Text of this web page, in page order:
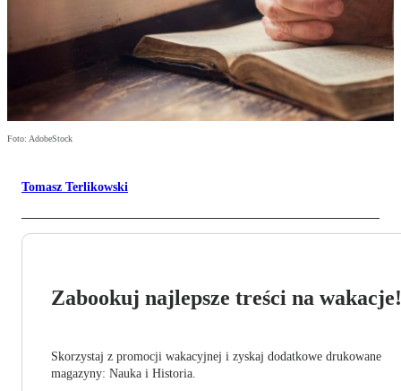
Foto: AdobeStock
Tomasz Terlikowski
Zabookuj najlepsze treści na wakacje!
Skorzystaj z promocji wakacyjnej i zyskaj dodatkowe drukowane
magazyny: Nauka i Historia.